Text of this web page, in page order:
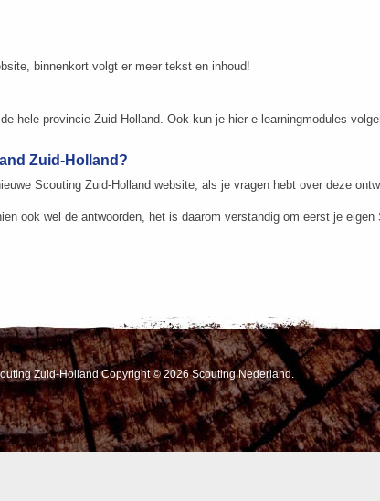
binnenkort volgt er meer tekst en inhoud!
hele provincie Zuid-Holland. Ook kun je hier e-learningmodules
Zuid-Holland?
Scouting Zuid-Holland website, als je vragen hebt over deze
ook wel de antwoorden, het is daarom verstandig om eerst je eigen
Zuid-Holland Copyright © 2026 Scouting Nederland.